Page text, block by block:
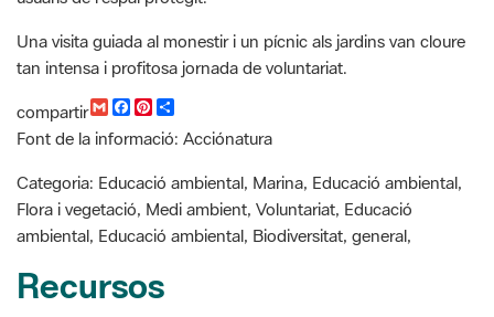
Una visita guiada al monestir i un pícnic als jardins van cloure
tan intensa i profitosa jornada de voluntariat.
compartir
G
a
l
F
c
b
o
o
k
P
n
e
r
e
s
t
m
a
r
t
i
r
Font de la informació: Acciónatura
Categoria: Educació ambiental, Marina, Educació ambiental,
Flora i vegetació, Medi ambient, Voluntariat, Educació
ambiental, Educació ambiental, Biodiversitat, general,
Recursos